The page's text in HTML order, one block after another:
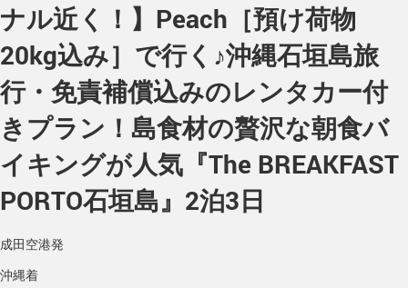
ナル近く！】Peach［預け荷物
20kg込み］で行く♪沖縄石垣島旅
行・免責補償込みのレンタカー付
きプラン！島食材の贅沢な朝食バ
イキングが人気『The BREAKFAST
PORTO石垣島』2泊3日
成田空港発
沖縄着